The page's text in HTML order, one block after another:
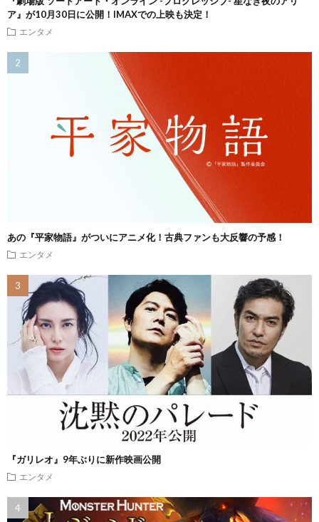
ア』が10月30日に公開！IMAXでの上映も決定！
エンタメ
あの『平家物語』がついにアニメ化！古典ファンも大反響の予感！
エンタメ
『ガリレオ』9年ぶりに新作映画公開
エンタメ